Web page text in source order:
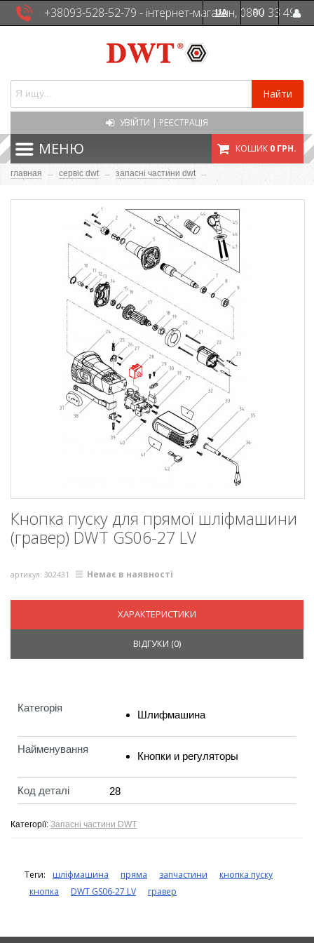
+38093-528-52-79 - інтернет-магазин, 0800 33 49
UA RU
Найти
УВІЙТИ | РЕЄСТРАЦІЯ
МЕНЮ КОШИК 0 ГРН.
главная → сервіс dwt → запасні частини dwt →
Кнопка пуску для прямої шліфмашини
(гравер) DWT GS06-27 LV
артикул: 302431 Немає в наявності
ХАРАКТЕРИСТИКИ
ВІДГУКИ (0)
Категорія
Шлифмашина
Найменування
Кнопки и регуляторы
Код деталі 28
Категорії: Запасні частини DWT
Теги: шліфмашина пряма запчастини
кнопка пуску
кнопка
DWT GS06-27 LV гравер